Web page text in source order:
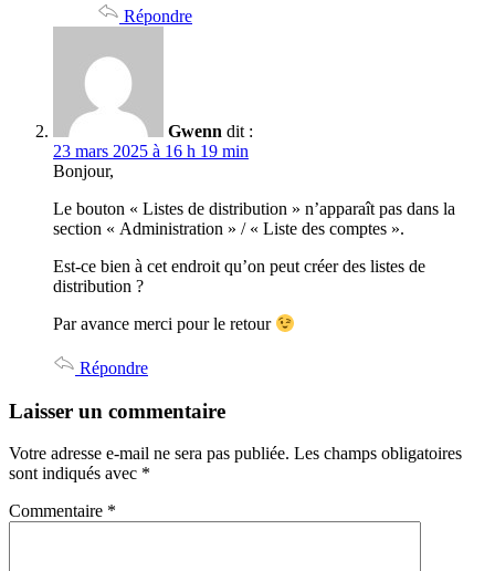
Répondre
Gwenn dit :
23 mars 2025 à 16 h 19 min
Bonjour,
Le bouton « Listes de distribution » n’apparaît pas dans la
section « Administration » / « Liste des comptes ».
Est-ce bien à cet endroit qu’on peut créer des listes de
distribution ?
Par avance merci pour le retour
Répondre
Laisser un commentaire
Votre adresse e-mail ne sera pas publiée. Les champs obligatoires
sont indiqués avec *
Commentaire *